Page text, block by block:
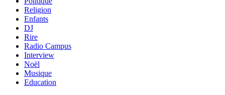
Religion
Enfants
DJ
Rire
Radio Campus
Interview
Noël
Musique
Education